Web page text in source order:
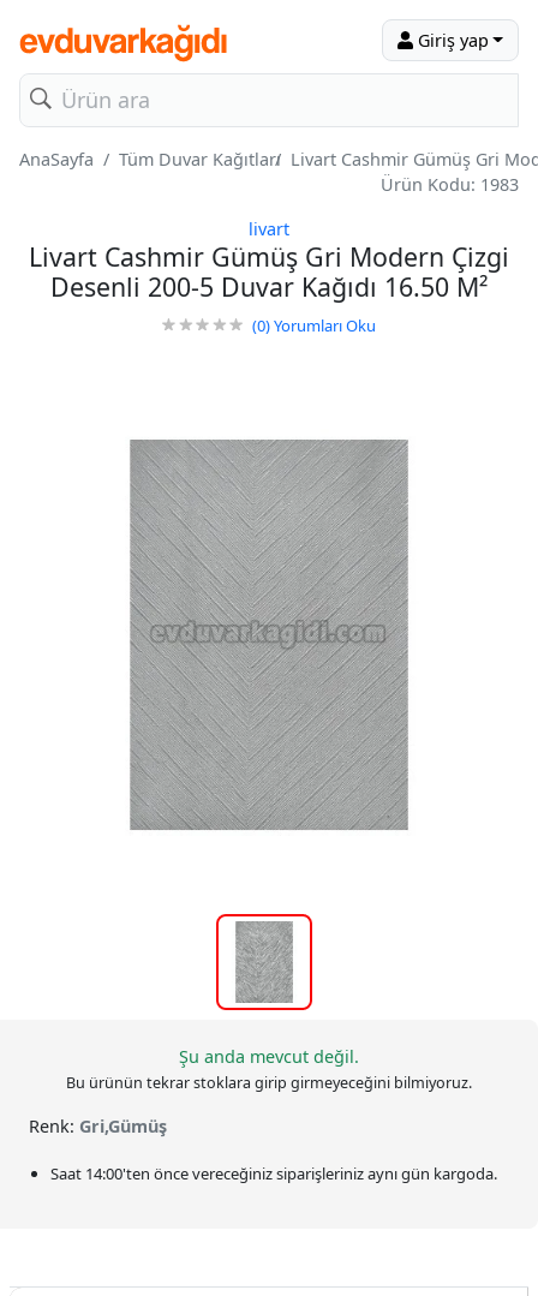
Giriş yap
AnaSayfa Tüm Duvar Kağıtları Livart Cashmir Gümüş Gri
Ürün Kodu: 1983
livart
Livart Cashmir Gümüş Gri Modern Çizgi
Desenli 200-5 Duvar Kağıdı 16.50 M²
(0)Yorumları Oku
Şu anda mevcut değil.
Bu ürünün tekrar stoklara girip girmeyeceğini bilmiyoruz.
Renk: Gri,Gümüş
Saat 14:00'ten önce vereceğiniz siparişlerinizaynı gün kargoda.